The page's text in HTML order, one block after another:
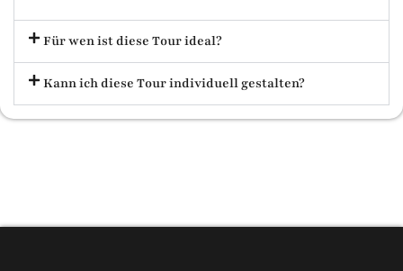
Für wen ist diese Tour ideal?
Kann ich diese Tour individuell gestalten?